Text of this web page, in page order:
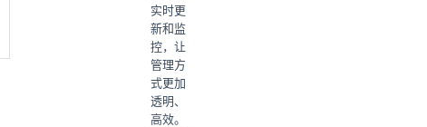
实时更
新和监
控，让
管理方
式更加
透明、
高效。